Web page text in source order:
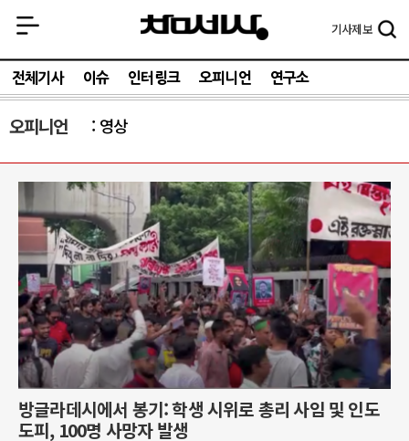
기사제보
전체기사 이슈 인터링크 오피니언 연구소
오피니언 영상
방글라데시에서 봉기: 학생 시위로 총리 사임 및 인도
도피, 100명 사망자 발생